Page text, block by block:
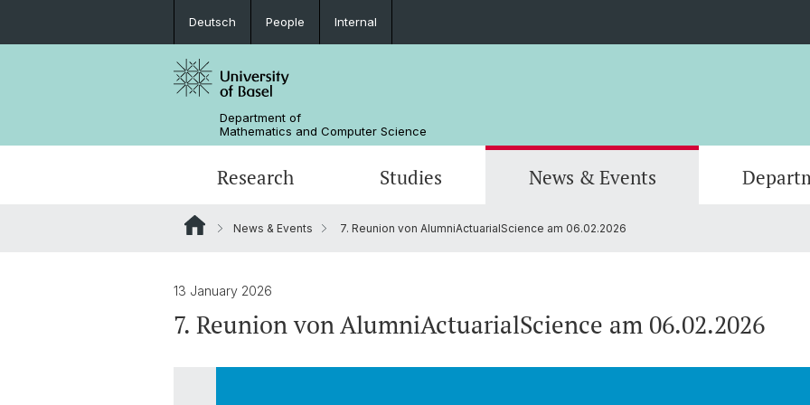
Deutsch People Internal
Department of
Mathematics and Computer Science
Research Studies
Data Science
News & Events
Alumni
News & Events 7. Reunion von AlumniActuarialScience am 06.02.2026
13 January 2026
7. Reunion von AlumniActuarialScience am 06.02.2026